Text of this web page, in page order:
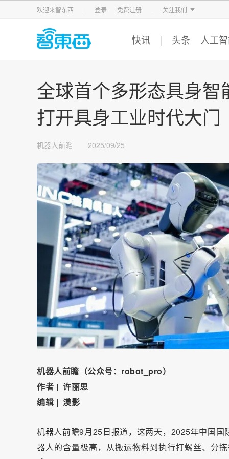
欢迎来智东西 登录 免费注册 关注我们
智东西 车东西 芯东西
快讯 头条 人工
全球首个多形态具身
打开具身工业时代大门
机器人前瞻 2025/09/25
机器人前瞻（公众号：robot_pro）
作者 | 许丽思
编辑 | 漠影
机器人前瞻9月25日报道，这两天，2025年中国
器人的含量极高，从搬运物料到执行打螺丝、分